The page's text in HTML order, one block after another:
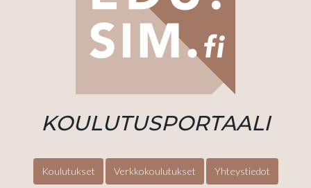
KOULUTUSPORTAALI
Koulutukset Verkkokoulutukset Yhteystiedot